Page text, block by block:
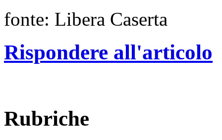
fonte: Libera Caserta
Rispondere all'articolo
Rubriche